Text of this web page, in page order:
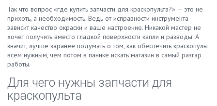
Так что вопрос «где купить запчасти для краскопульта?» — это не
прихоть, а необходимость. Ведь от исправности инструмента
зависит качество окраски и ваше настроение. Никакой мастер не
хочет получить вместо гладкой поверхности капли и разводы. А
значит, лучше заранее подумать о том, как обеспечить краскопульт
всем нужным, чем потом в панике искать магазин в самый разгар
работы.
Для чего нужны запчасти для
краскопульта